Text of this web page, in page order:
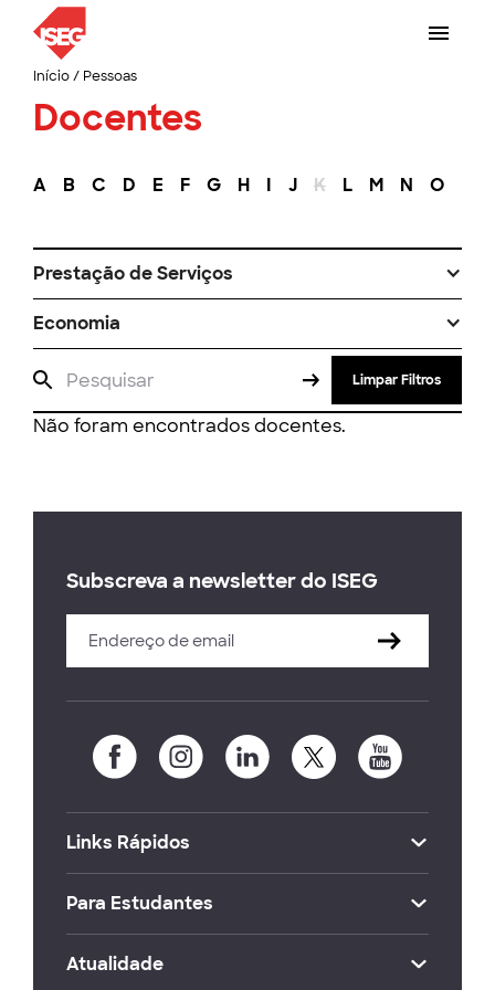
Início/ Pessoas
Docentes
A B C D E F G H I J K L M N O
Prestação de Serviços
Economia
Limpar Filtros
Não foram encontrados docentes.
Subscreva a newsletter do ISEG
Links Rápidos
Para Estudantes
Atualidade